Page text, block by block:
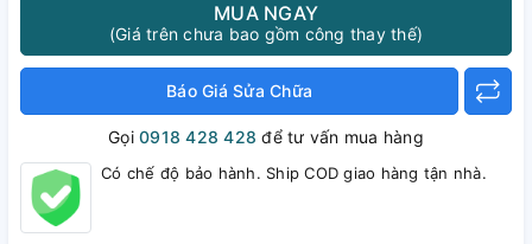
MUA NGAY
(Giá trên chưa bao gồm công thay thế)
Báo Giá Sửa Chữa
Gọi0918 428 428 để tư vấn mua hàng
Có chế độ bảo hành. Ship COD giao hàng tận nhà.